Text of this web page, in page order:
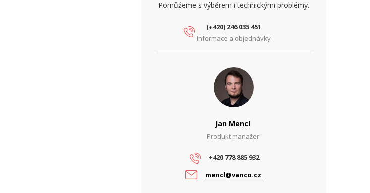
Pomůžeme s výběrem i technickými problémy.
(+420) 246 035 451
Informace a objednávky
Jan Mencl
Produkt manažer
+420 778 885 932
mencl@vanco.cz